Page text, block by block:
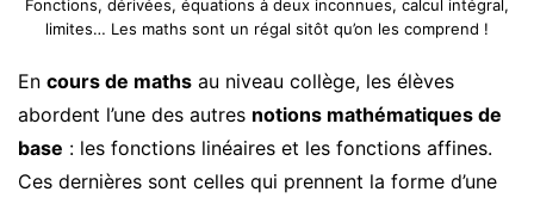
Fonctions, dérivées, équations à deux inconnues, calcul intégral,
limites… Les maths sont un régal sitôt qu’on les comprend !
En cours de maths au niveau collège, les élèves
abordent l’une des autres notions mathématiques de
base : les fonctions linéaires et les fonctions affines.
Ces dernières sont celles qui prennent la forme d’une